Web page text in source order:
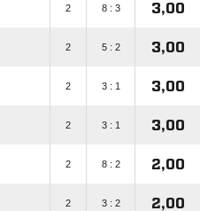
2 8 : 3 3,00
2 5 : 2 3,00
2 3 : 1 3,00
2 3 : 1 3,00
2 8 : 2 2,00
2 3 : 2 2,00